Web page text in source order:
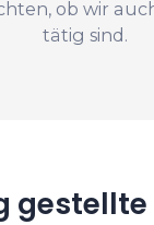
ob wir
tätig sind.
gestellte